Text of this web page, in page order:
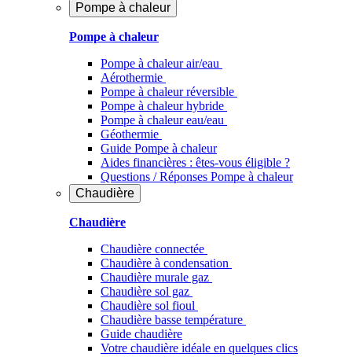
Pompe à chaleur
Pompe à chaleur
Pompe à chaleur air/eau
Aérothermie
Pompe à chaleur réversible
Pompe à chaleur hybride
Pompe à chaleur​ eau/eau
Géothermie
Guide Pompe à chaleur
Aides financières : êtes-vous éligible ?
Questions / Réponses Pompe à chaleur
Chaudière
Chaudière
Chaudière connectée
Chaudière à condensation
Chaudière murale gaz
Chaudière sol gaz
Chaudière sol fioul
Chaudière basse température
Guide chaudière
Votre chaudière idéale en quelques clics